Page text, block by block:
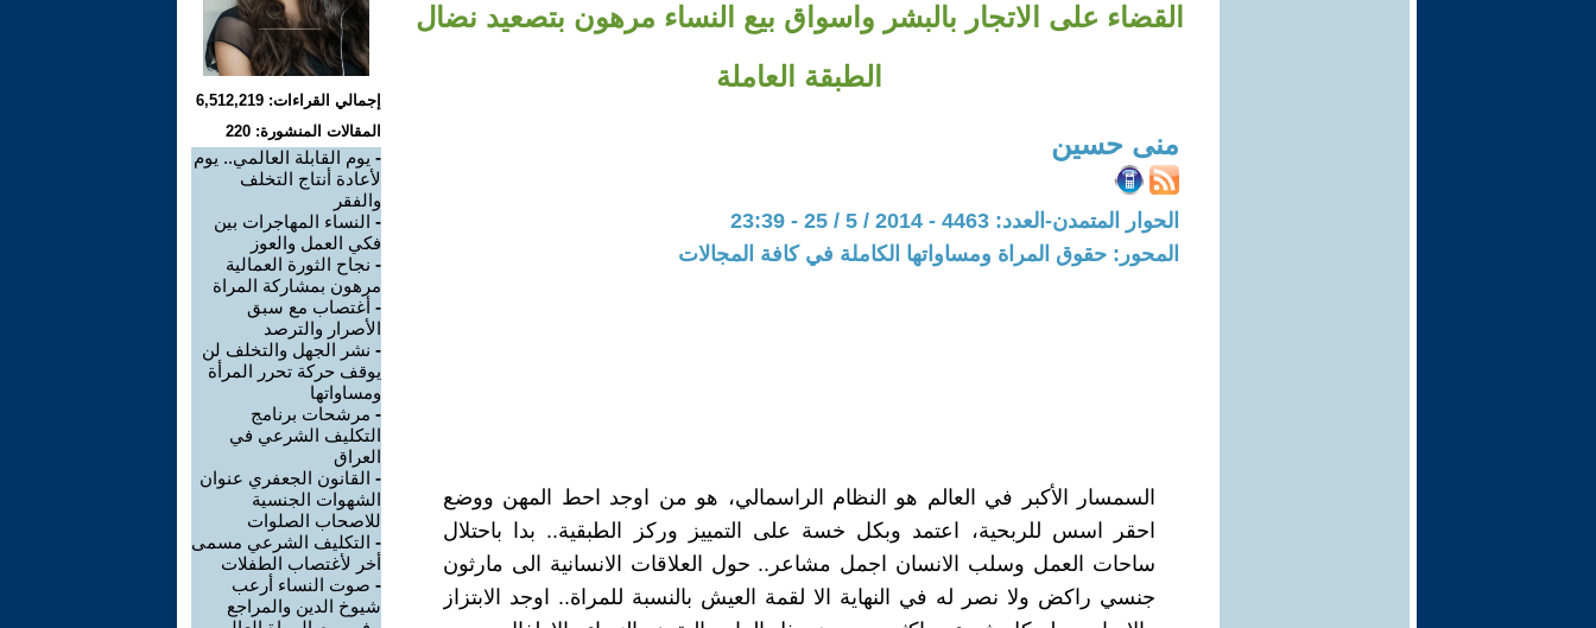
القضاء على الاتجار بالبشر واسواق بيع النساء مرهون بتصعيد نضال
الطبقة العاملة
منى حسين
الحوار المتمدن-العدد: 4463 - 2014 / 5 / 25 - 23:39
المحور: حقوق المراة ومساواتها الكاملة في كافة المجالات
السمسار الأكبر في العالم هو النظام الراسمالي، هو من اوجد احط المهن ووضع
احقر اسس للربحية، اعتمد وبكل خسة على التمييز وركز الطبقية.. بدا باحتلال
ساحات العمل وسلب الانسان اجمل مشاعر.. حول العلاقات الانسانية الى مارثون
جنسي راكض ولا نصر له في النهاية الا لقمة العيش بالنسبة للمراة.. اوجد الابتزاز
إجمالي القراءات: 6,512,219
المقالات المنشورة: 220
- يوم القابلة العالمي.. يوم
لأعادة أنتاج التخلف
والفقر
- النساء المهاجرات بين
فكي العمل والعوز
- نجاح الثورة العمالية
مرهون بمشاركة المراة
- أغتصاب مع سبق
الأصرار والترصد
- نشر الجهل والتخلف لن
يوقف حركة تحرر المرأة
ومساواتها
- مرشحات برنامج
التكليف الشرعي في
العراق
- القانون الجعفري عنوان
الشهوات الجنسية
للاصحاب الصلوات
- التكليف الشرعي مسمى
أخر لأغتصاب الطفلات
- صوت النساء أرعب
شيوخ الدين والمراجع